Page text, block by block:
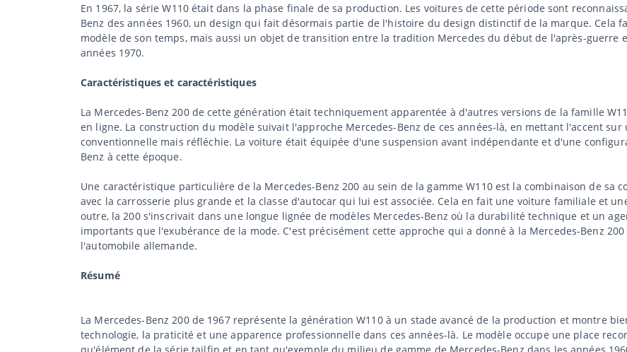
En 1967, la série W110 était dans la phase finale de sa production. Les voitures de cette période sont
Benz des années 1960, un design qui fait désormais partie de l'histoire du design distinctif de la marque. Cela
modèle de son temps, mais aussi un objet de transition entre la tradition Mercedes du début de l'après-guerre
années 1970.
Caractéristiques et caractéristiques
La Mercedes-Benz 200 de cette génération était techniquement apparentée à d'autres versions de la famille
en ligne. La construction du modèle suivait l'approche Mercedes-Benz de ces années-là, en mettant l'accent
conventionnelle mais réfléchie. La voiture était équipée d'une suspension avant indépendante et d'une
Benz à cette époque.
Une caractéristique particulière de la Mercedes-Benz 200 au sein de la gamme W110 est la combinaison de sa
avec la carrosserie plus grande et la classe d'autocar qui lui est associée. Cela en fait une voiture familiale et
outre, la 200 s'inscrivait dans une longue lignée de modèles Mercedes-Benz où la durabilité technique et un
importants que l'exubérance de la mode. C'est précisément cette approche qui a donné à la Mercedes-Benz
l'automobile allemande.
Résumé
La Mercedes-Benz 200 de 1967 représente la génération W110 à un stade avancé de la production et montre
technologie, la praticité et une apparence professionnelle dans ces années-là. Le modèle occupe une place